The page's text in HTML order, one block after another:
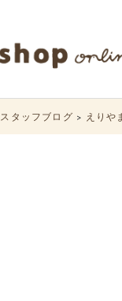
スタッフブログ > えりや